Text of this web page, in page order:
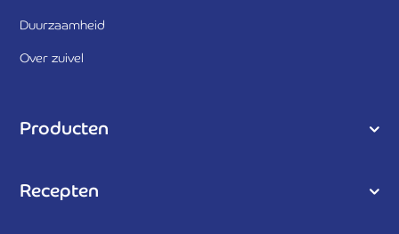
Duurzaamheid
Over zuivel
Producten
Recepten